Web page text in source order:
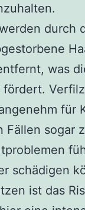
durch
was
fördert.
für
Fällen sogar
schädigen
ist das